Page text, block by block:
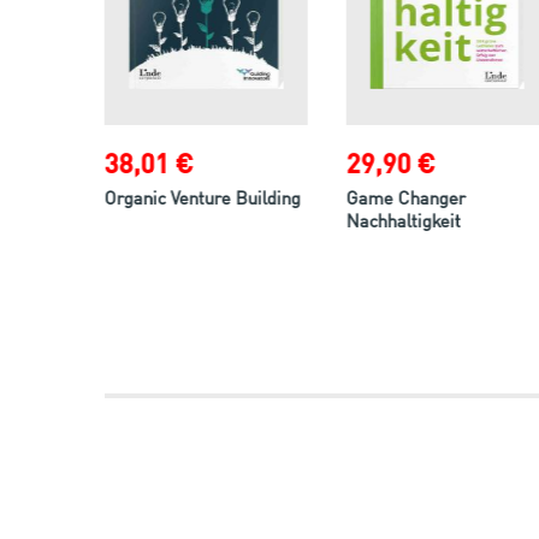
38,01 €
Organic Venture Building
29,90 €
Game Changer
Nachhaltigkeit